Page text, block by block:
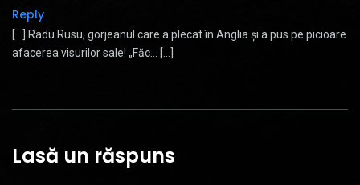
Reply
[…] Radu Rusu, gorjeanul care a plecat în Anglia și a pus pe picioare
afacerea visurilor sale! „Făc… […]
Lasă un răspuns